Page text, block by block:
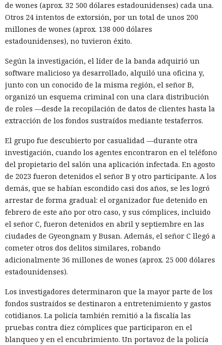
de wones (aprox. 32 500 dólares estadounidenses) cada una.
Otros 24 intentos de extorsión, por un total de unos 200
millones de wones (aprox. 138 000 dólares
estadounidenses), no tuvieron éxito.
Según la investigación, el líder de la banda adquirió un
software malicioso ya desarrollado, alquiló una oficina y,
junto con un conocido de la misma región, el señor B,
organizó un esquema criminal con una clara distribución
de roles —desde la recopilación de datos de clientes hasta la
extracción de los fondos sustraídos mediante testaferros.
El grupo fue descubierto por casualidad —durante otra
investigación, cuando los agentes encontraron en el teléfono
del propietario del salón una aplicación infectada. En agosto
de 2023 fueron detenidos el señor B y otro participante. A los
demás, que se habían escondido casi dos años, se les logró
arrestar de forma gradual: el organizador fue detenido en
febrero de este año por otro caso, y sus cómplices, incluido
el señor C, fueron detenidos en abril y septiembre en las
ciudades de Gyeongnam y Busan. Además, el señor C llegó a
cometer otros dos delitos similares, robando
adicionalmente 36 millones de wones (aprox. 25 000 dólares
estadounidenses).
Los investigadores determinaron que la mayor parte de los
fondos sustraídos se destinaron a entretenimiento y gastos
cotidianos. La policía también remitió a la fiscalía las
pruebas contra diez cómplices que participaron en el
blanqueo y en el encubrimiento. Un portavoz de la policía